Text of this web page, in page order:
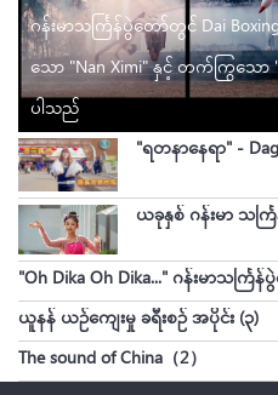
ဂန်းမာသင်္ကြန်ပွဲတော်တွင် Dai
သော "Nan Ximi" နှင့် တက်ကြွသော
ပါသည်
"ရတနာနေရာ" -
ယူနန် ယဉ်ကျေးမှု ခရီးစဉ် အပိုင်း (၃)
The sound of China（2）